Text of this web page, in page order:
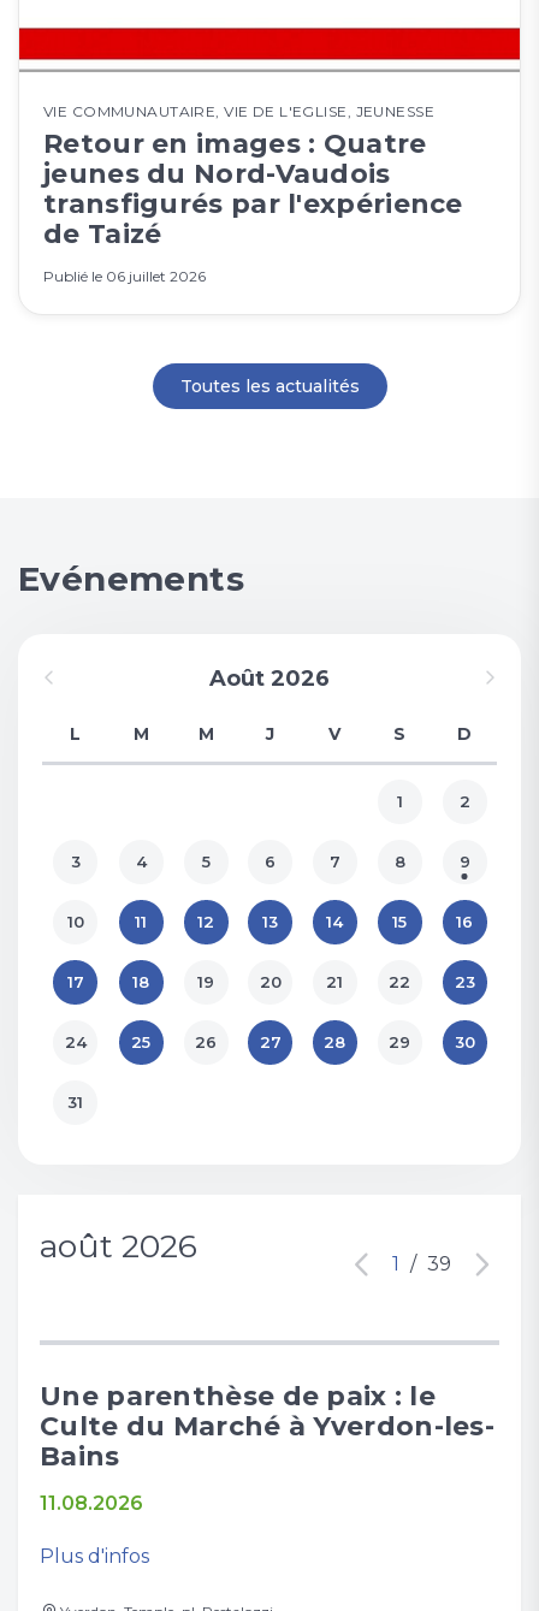
VIE COMMUNAUTAIRE ,VIE DE L'EGLISE JEUNESSE
Retour en images : Quatre
jeunes du Nord-Vaudois
transfigurés par l'expérience
de Taizé
Publié le 06 juillet 2026
Toutes les actualités
Evénements
Août 2026
L M M J V S D
1 2
3 4 5 6 7 8 9
10 11 12 13 14 15 16
17 18 19 20 21 22 23
24 25 26 27 28 29 30
31
août 2026 1 / 39
Une parenthèse de paix : le
Culte du Marché à Yverdon-les-
Bains
11.08.2026
Plus d'infos